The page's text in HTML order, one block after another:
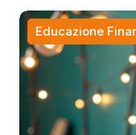
Educazione